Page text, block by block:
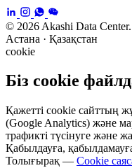
© 2026 Akashi Data
Астана · Қазақстан
cookie
Біз cookie
Қажетті cookie сайттың
(Google Analytics) және
трафикті түсінуге және
Қабылдауға,
Толығырақ — Cookie